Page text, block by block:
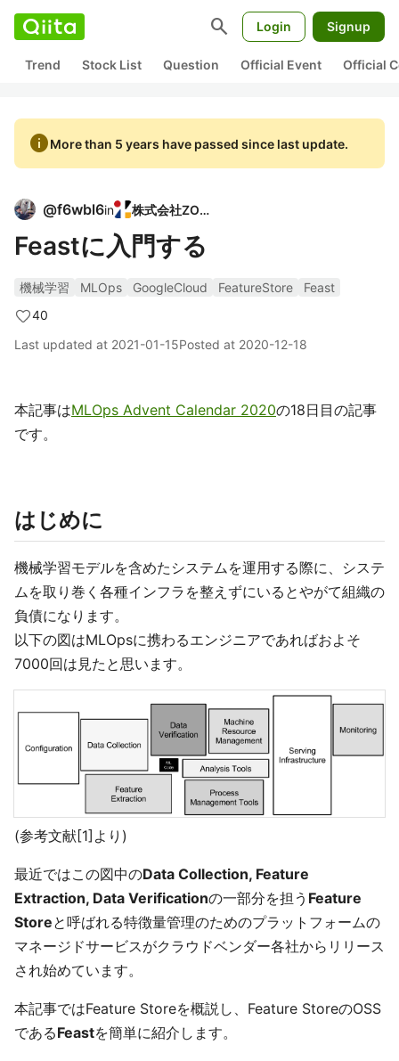
search Login Signup
Trend Stock List Question Official Event Official
infoMore than 5 years have passed since last update.
@f6wbl6in 株式会社ZOZO
Feastに入門する
機械学習 MLOps GoogleCloud FeatureStore
Feast
40
Last updated at 2021-01-15Posted at 2020-12-18
本記事はMLOps Advent Calendar 2020の18日目の記事
です。
はじめに
機械学習モデルを含めたシステムを運用する際に、システ
ムを取り巻く各種インフラを整えずにいるとやがて組織の
負債になります。
以下の図はMLOpsに携わるエンジニアであればおよそ
7000回は見たと思います。
(参考文献[1]より)
最近ではこの図中のData Collection, Feature
Extraction, Data Verificationの一部分を担う Feature
Storeと呼ばれる特徴量管理のためのプラットフォームの
マネージドサービスがクラウドベンダー各社からリリース
され始めています。
本記事ではFeature Storeを概説し、Feature StoreのOSS
であるFeastを簡単に紹介します。